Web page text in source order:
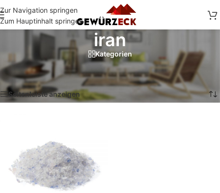
Zur Navigation springen
Zum Hauptinhalt springen
iran
Kategorien
Start/Shop
Produkte verschlagwortet mit „iran“
Einzelnes Ergebnis wird angezeigt
Seitenleiste anzeigen